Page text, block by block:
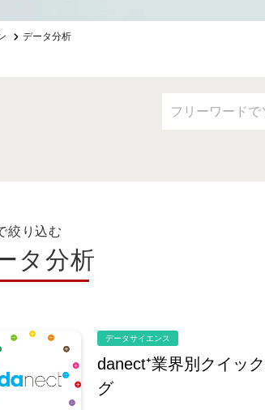
データ分析
絞り込む
タ分析
データサイエンス
danect⁺業界別クイッ
グ